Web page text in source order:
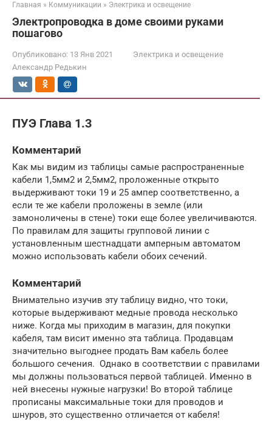
Главная » Коммуникации » Электрика и освещение
Электропроводка в доме своими руками
пошагово
Опубликовано: 13 Янв 2021
Электрика и освещение
Александр Редькин
ПУЭ Глава 1.3
Комментарий
Как мы видим из таблицы самые распространенные
кабели 1,5мм2 и 2,5мм2, проложенные открыто
выдерживают токи 19 и 25 ампер соответственно, а
если те же кабели проложены в земле (или
замоноличены в стене) токи еще более увеличиваются.
По правилам для защиты групповой линии с
установленным шестнадцати амперным автоматом
можно использовать кабели обоих сечений.
Комментарий
Внимательно изучив эту таблицу видно, что токи,
которые выдерживают медные провода несколько
ниже. Когда мы приходим в магазин, для покупки
кабеля, там висит именно эта таблица. Продавцам
значительно выгоднее продать Вам кабель более
большого сечения. Однако в соответствии с правилами
мы должны пользоваться первой таблицей. Именно в
ней внесены нужные нагрузки! Во второй таблице
прописаны максимальные токи для проводов и
шнуров, это существенно отличается от кабеля!